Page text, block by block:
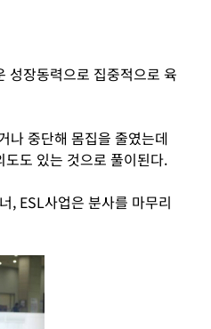
성장동력으로 집중적으로 육
나 중단해 몸집을 줄였는데
도 있는 것으로 풀이된다.
, ESL사업은 분사를 마무리